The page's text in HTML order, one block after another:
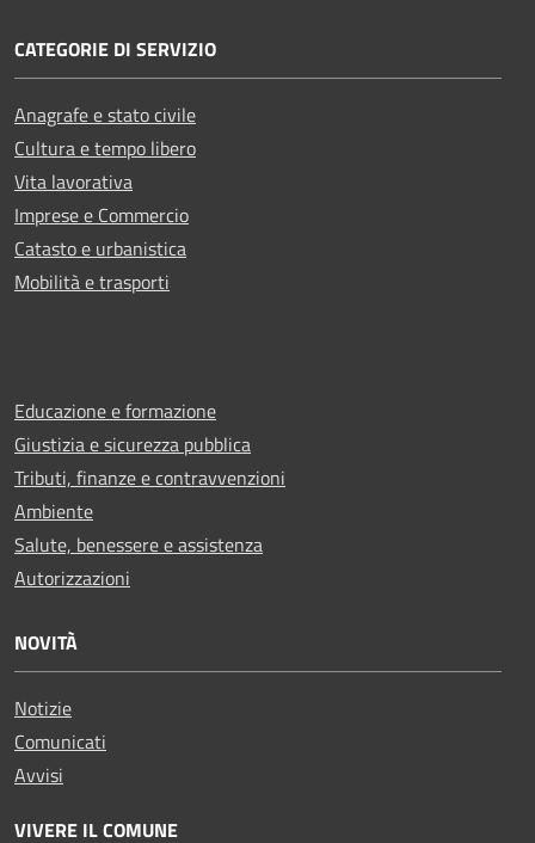
CATEGORIE DI SERVIZIO
Anagrafe e stato civile
Cultura e tempo libero
Vita lavorativa
Imprese e Commercio
Catasto e urbanistica
Mobilità e trasporti
Educazione e formazione
Giustizia e sicurezza pubblica
Tributi, finanze e contravvenzioni
Ambiente
Salute, benessere e assistenza
Autorizzazioni
NOVITÀ
Notizie
Comunicati
Avvisi
VIVERE IL COMUNE